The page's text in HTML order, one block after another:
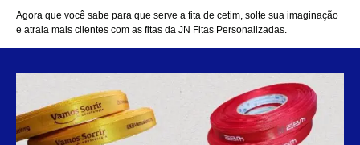
Agora que você sabe para que serve a fita de cetim, solte sua imaginação
e atraia mais clientes com as fitas da JN Fitas Personalizadas.